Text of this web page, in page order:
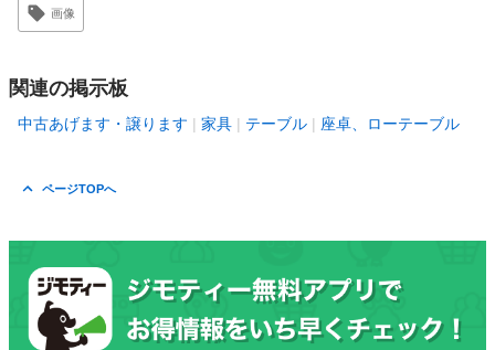
画像
関連の掲示板
中古あげます・譲ります 家具 テーブル 座卓、ローテーブル
ページTOPへ